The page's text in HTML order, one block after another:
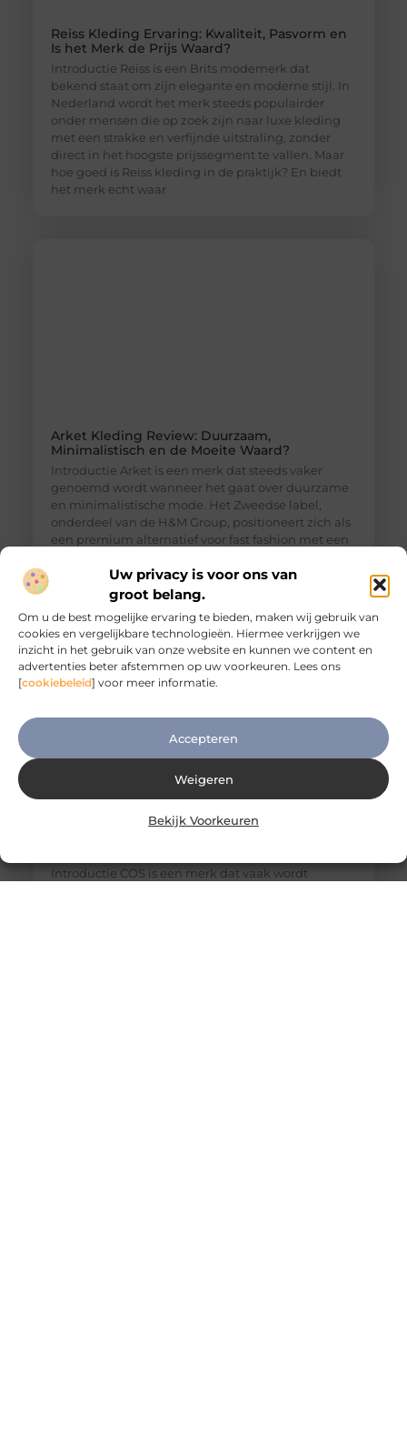
Uw privacy is voor ons van
groot belang.
Om u de best mogelijke ervaring te bieden, maken wij gebruik van
cookies en vergelijkbare technologieën. Hiermee verkrijgen we
inzicht in het gebruik van onze website en kunnen we content en
advertenties beter afstemmen op uw voorkeuren. Lees ons
[cookiebeleid] voor meer informatie.
Accepteren
Weigeren
Bekijk Voorkeuren
Reiss Kleding Ervaring: Kwaliteit, Pasvorm en
Is het Merk de Prijs Waard?
Introductie Reiss is een Brits modemerk dat
bekend staat om zijn elegante en moderne stijl. In
Nederland wordt het merk steeds populairder
onder mensen die op zoek zijn naar luxe kleding
met een strakke en verfijnde uitstraling, zonder
direct in het hoogste prijssegment te vallen. Maar
hoe goed is Reiss kleding in de praktijk? En biedt
het merk echt waar
Arket Kleding Review: Duurzaam,
Minimalistisch en de Moeite Waard?
Introductie Arket is een merk dat steeds vaker
genoemd wordt wanneer het gaat over duurzame
en minimalistische mode. Het Zweedse label,
onderdeel van de H&M Group, positioneert zich als
een premium alternatief voor fast fashion met een
duurzaamheid. Maar hoe goed is Arket kleding in
de praktijk? En is het echt een duurzame keuze,
Introductie COS is een merk dat vaak wordt